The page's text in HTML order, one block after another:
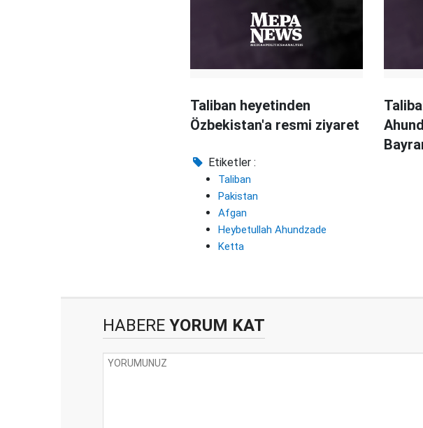
Taliban heyetinden
Özbekistan'a resmi ziyaret
Etiketler :
Taliban
Pakistan
Afgan
Heybetullah Ahundzade
Ketta
HABERE YORUM KAT